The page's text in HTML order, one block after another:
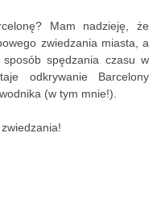
Mam nadzieję, że
zwiedzania miasta, a
spędzania czasu w
odkrywanie Barcelony
(w tym mnie!).